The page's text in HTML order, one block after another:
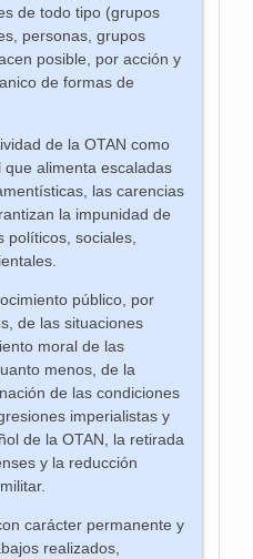
de todo tipo (grupos
personas, grupos
posible, por acción y
de formas de
de la OTAN como
alimenta escaladas
las carencias
la impunidad de
políticos, sociales,
público, por
de las situaciones
moral de las
menos, de la
de las condiciones
imperialistas y
de la OTAN, la retirada
y la reducción
carácter permanente y
realizados,